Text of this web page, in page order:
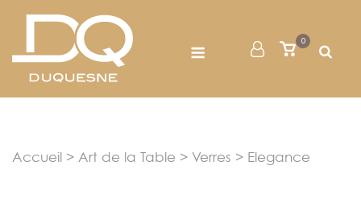
content
Mon
Voir
0
Accueil > Art de la Table > Verres > Elegance